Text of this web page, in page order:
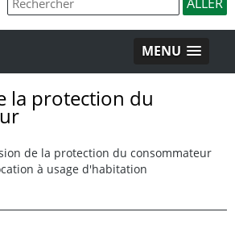
MENU
la protection du
de la protection du consommateur
à usage d'habitation